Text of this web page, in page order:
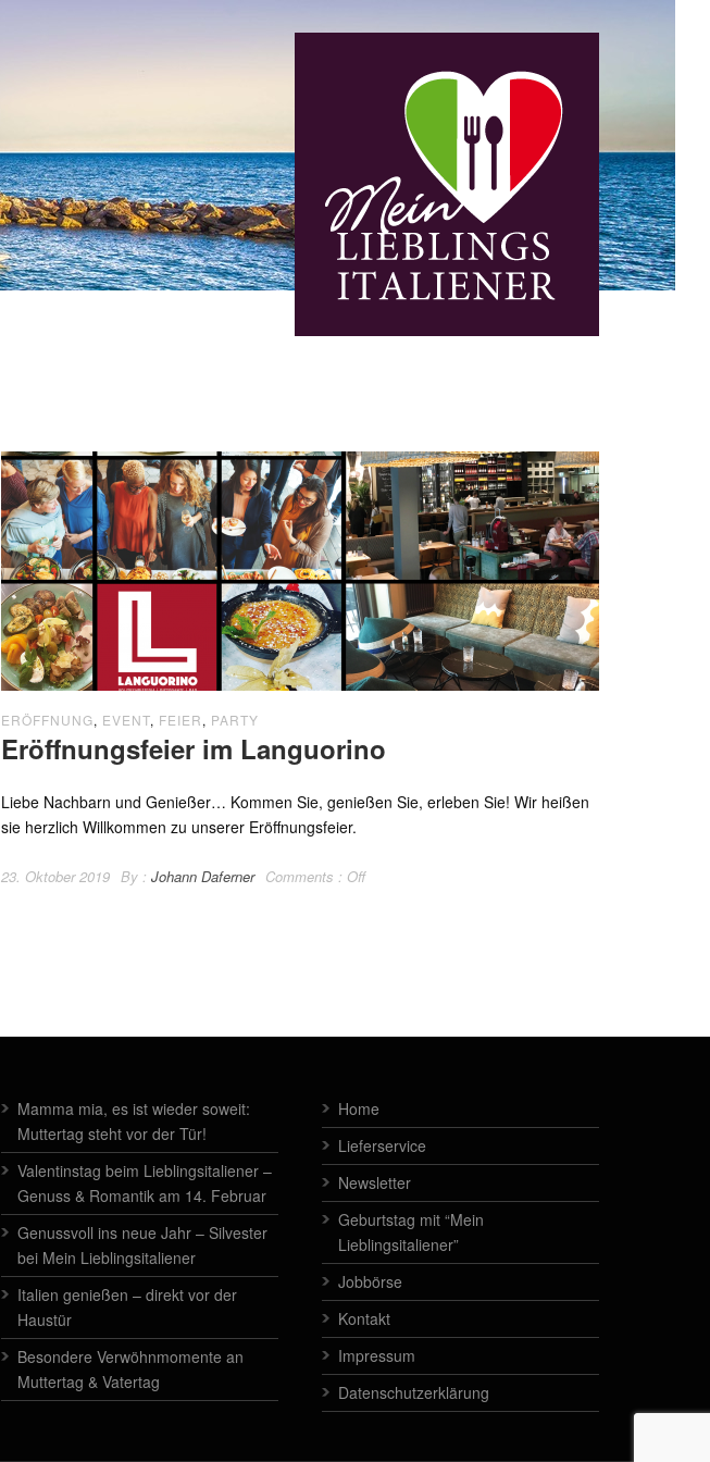
ERÖFFNUNG, EVENT, FEIER, PARTY
Eröffnungsfeier im Languorino
Liebe Nachbarn und Genießer… Kommen Sie, genießen Sie, erleben Sie! Wir heißen
sie herzlich Willkommen zu unserer Eröffnungsfeier.
23. Oktober 2019 By : Johann Daferner Comments : Off
Mamma mia, es ist wieder soweit:
Muttertag steht vor der Tür!
Valentinstag beim Lieblingsitaliener –
Genuss & Romantik am 14. Februar
Genussvoll ins neue Jahr – Silvester
bei Mein Lieblingsitaliener
Italien genießen – direkt vor der
Haustür
Besondere Verwöhnmomente an
Muttertag & Vatertag
Home
Lieferservice
Newsletter
Geburtstag mit “Mein
Lieblingsitaliener”
Jobbörse
Kontakt
Impressum
Datenschutzerklärung